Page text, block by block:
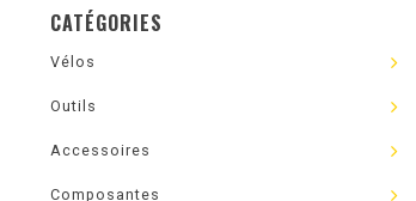
CATÉGORIES
Vélos
Outils
Accessoires
Composantes